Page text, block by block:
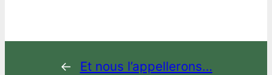
←
Et nous l’appellerons…